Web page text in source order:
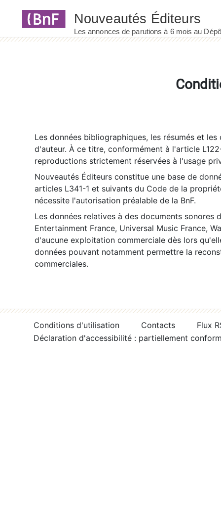
Les données bibliographiques, les résumés et
d'auteur. À ce titre, conformément à l'article
reproductions strictement réservées à l'usage
Nouveautés Éditeurs constitue une base de
articles L341-1 et suivants du Code de la
nécessite l'autorisation préalable de la BnF.
Les données relatives à des documents sonores
Entertainment France, Universal Music France,
d'aucune exploitation commerciale dès lors
données pouvant notamment permettre la
commerciales.
Conditions d'utilisation Contacts
Flux
Déclaration d'accessibilité : partiellement